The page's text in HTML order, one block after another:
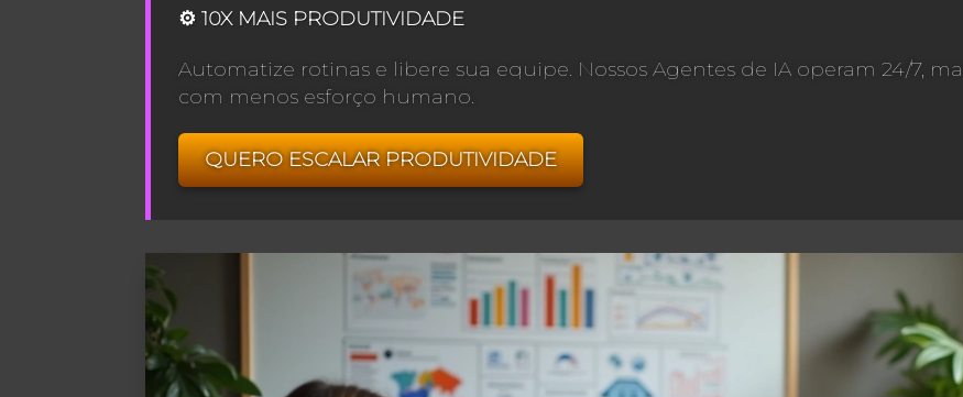
⚙️ 10X MAIS PRODUTIVIDADE
Automatize rotinas e libere sua equipe. Nossos Agentes de IA operam 24/7,
com menos esforço humano.
QUERO ESCALAR PRODUTIVIDADE